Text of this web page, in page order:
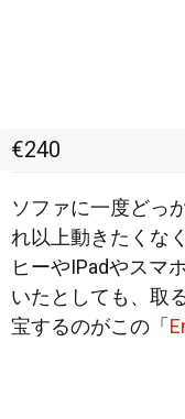
€240
ソファに一度どっ
れ以上動きたくな
ヒーやIPadやスマ
いたとしても、取
宝するのがこの「